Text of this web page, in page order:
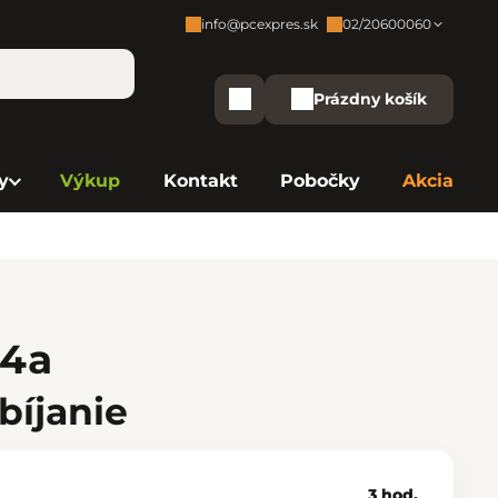
Zákaznícka podpora:
info@pcexpres.sk 02/20600060
Bratislava - Avion 02/20 60 00 61
B. Bystrica - Europa
Nákupný košík
Prázdny košík
Výkup Kontakt Pobočky Akcia